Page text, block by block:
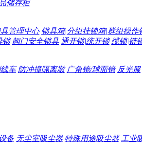
储存柜
管理中心 锁具箱|分组挂锁箱|群组操作
锁 阀门安全锁具 通开锁|统开锁 缆锁|链
车 防冲撞隔离墩 广角镜/球面镜 反光服
备 无尘室吸尘器 特殊用途吸尘器 工业